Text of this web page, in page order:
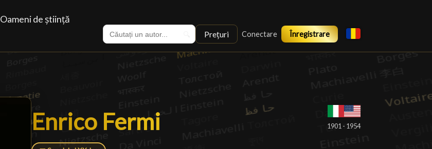
Oameni de știință
Prețuri Conectare Înregistrare
Enrico Fermi
Enrico Fermi 1901 - 1954